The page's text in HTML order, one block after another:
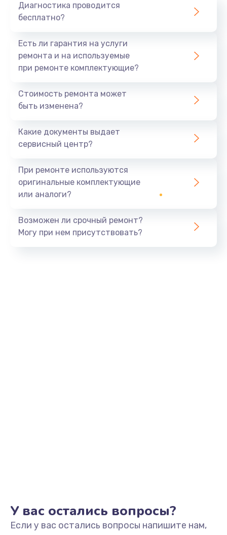
Диагностика проводится
бесплатно?
Есть ли гарантия на услуги
ремонта и на используемые
при ремонте комплектующие?
Стоимость ремонта может
быть изменена?
Какие документы выдает
сервисный центр?
При ремонте используются
оригинальные комплектующие
или аналоги?
Возможен ли срочный ремонт?
Могу при нем присутствовать?
У вас остались вопросы?
Если у вас остались вопросы напишите нам,